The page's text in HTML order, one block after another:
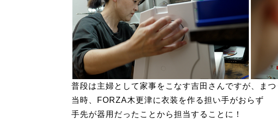
普段は主婦として家事をこなす吉田さんですが、まつ
当時、FORZA木更津に衣装を作る担い手がおらず
手先が器用だったことから担当することに！